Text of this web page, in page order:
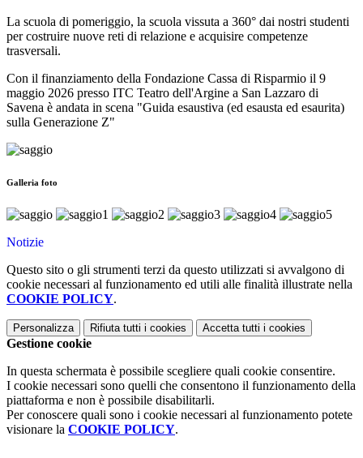
La scuola di pomeriggio, la scuola vissuta a 360° dai nostri studenti
per costruire nuove reti di relazione e acquisire competenze
trasversali.
Con il finanziamento della Fondazione Cassa di Risparmio il 9
maggio 2026 presso ITC Teatro dell'Argine a San Lazzaro di
Savena è andata in scena "Guida esaustiva (ed esausta ed esaurita)
sulla Generazione Z"
Galleria foto
Notizie
Questo sito o gli strumenti terzi da questo utilizzati si avvalgono di
cookie necessari al funzionamento ed utili alle finalità illustrate nella
COOKIE POLICY.
Personalizza Rifiuta tutti i cookies Accetta tutti i cookies
Gestione cookie
In questa schermata è possibile scegliere quali cookie consentire.
I cookie necessari sono quelli che consentono il funzionamento della
piattaforma e non è possibile disabilitarli.
Per conoscere quali sono i cookie necessari al funzionamento potete
visionare la COOKIE POLICY.